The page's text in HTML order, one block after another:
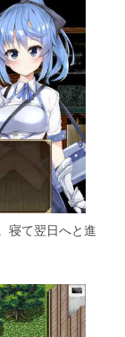
寝て翌日へと進